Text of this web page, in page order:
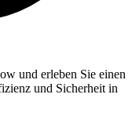
und erleben Sie einen
und Sicherheit in